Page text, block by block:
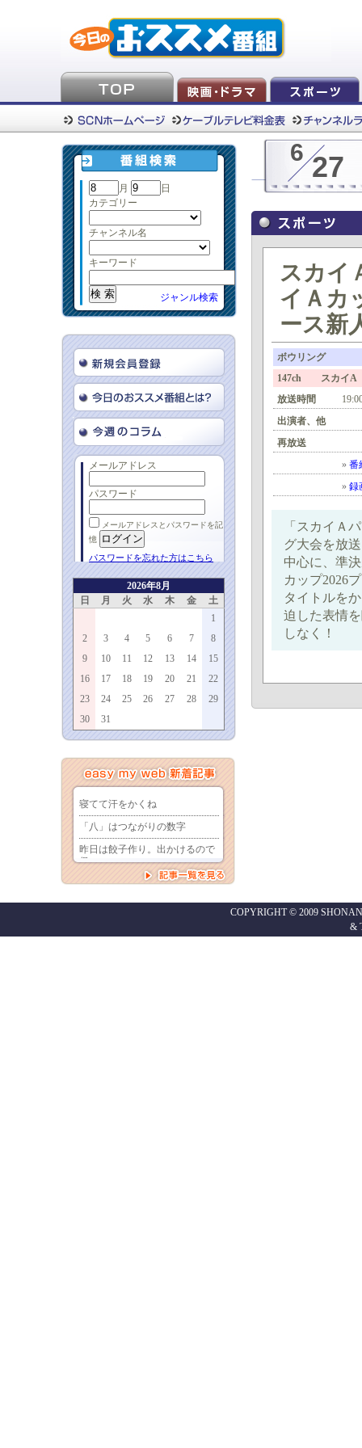
月
日
カテゴリー
チャンネル名
キーワード
ジャンル検索
メールアドレス
パスワード
メールアドレスとパスワードを記
憶
パスワードを忘れた方はこちら
2026年8月
日
月 火 水 木 金
土
1
2
3 4 5 6 7
8
9
10 11 12 13 14
15
16
17 18 19 20 21
22
23
24 25 26 27 28
29
30
31
6 27
スカイ
イＡカ
ース新
ボウリング
147ch スカイA
放送時間
出演者、他
再放送
» 番
» 録
「スカイＡ
グ大会を放
中心に、準
カップ2026
タイトルを
迫した表情
しなく！
COPYRIGHT © 2009
&